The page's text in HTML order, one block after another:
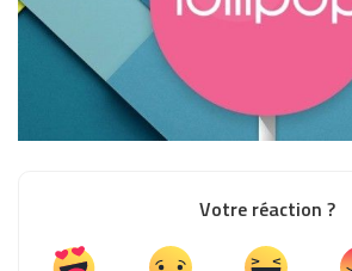
Votre réaction ?